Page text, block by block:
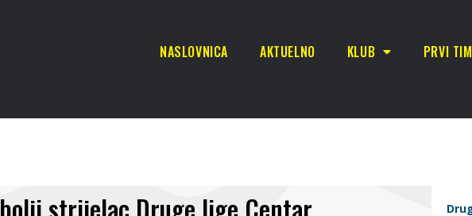
NASLOVNICA AKTUELNO KLUB PRVI TIM
strijelac Druge lige Centar